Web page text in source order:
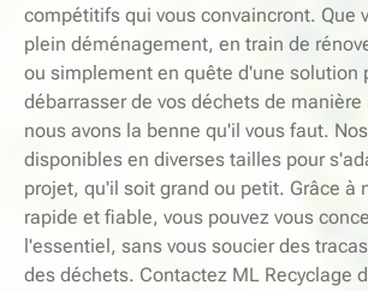
compétitifs qui vous convaincront. Que
plein déménagement, en train de
ou simplement en quête d'une solution
débarrasser de vos déchets de manière
nous avons la benne qu'il vous faut.
disponibles en diverses tailles pour
projet, qu'il soit grand ou petit. Grâce à
rapide et fiable, vous pouvez vous
l'essentiel, sans vous soucier des
des déchets. Contactez ML Recyclage